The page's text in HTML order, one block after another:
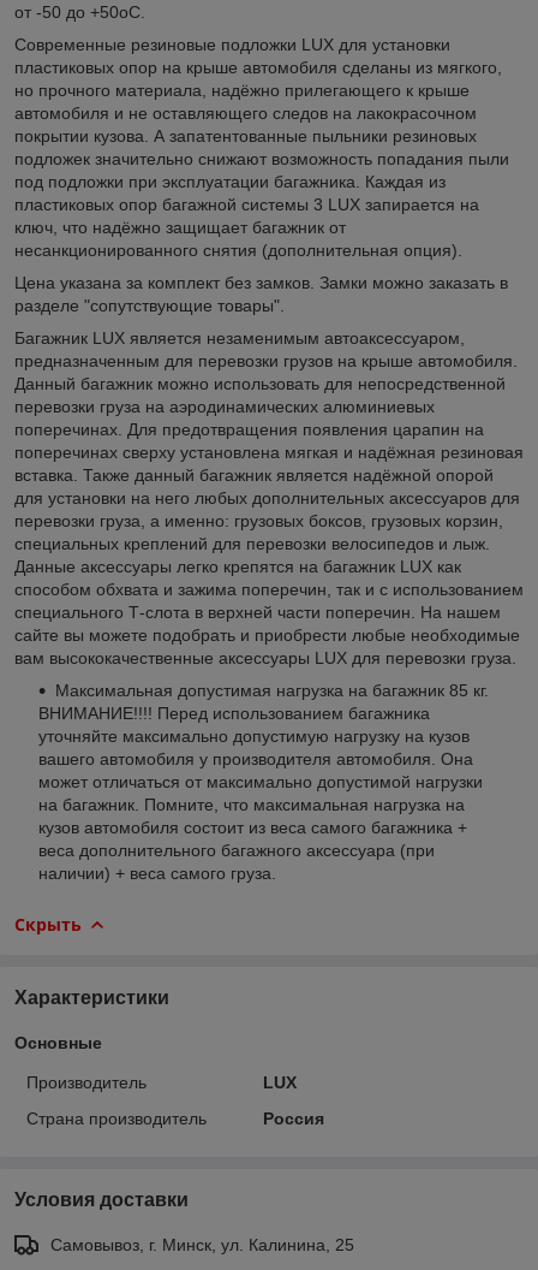
от -50 до +50оС.
Современные резиновые подложки LUX для установки
пластиковых опор на крыше автомобиля сделаны из мягкого,
но прочного материала, надёжно прилегающего к крыше
автомобиля и не оставляющего следов на лакокрасочном
покрытии кузова. А запатентованные пыльники резиновых
подложек значительно снижают возможность попадания пыли
под подложки при эксплуатации багажника. Каждая из
пластиковых опор багажной системы 3 LUX запирается на
ключ, что надёжно защищает багажник от
несанкционированного снятия (дополнительная опция).
Цена указана за комплект без замков. Замки можно заказать в
разделе "сопутствующие товары".
Багажник LUX является незаменимым автоаксессуаром,
предназначенным для перевозки грузов на крыше автомобиля.
Данный багажник можно использовать для непосредственной
перевозки груза на аэродинамических алюминиевых
поперечинах. Для предотвращения появления царапин на
поперечинах сверху установлена мягкая и надёжная резиновая
вставка. Также данный багажник является надёжной опорой
для установки на него любых дополнительных аксессуаров для
перевозки груза, а именно: грузовых боксов, грузовых корзин,
специальных креплений для перевозки велосипедов и лыж.
Данные аксессуары легко крепятся на багажник LUX как
способом обхвата и зажима поперечин, так и с использованием
специального Т-слота в верхней части поперечин. На нашем
сайте вы можете подобрать и приобрести любые необходимые
вам высококачественные аксессуары LUX для перевозки груза.
Максимальная допустимая нагрузка на багажник 85 кг.
ВНИМАНИЕ!!!! Перед использованием багажника
уточняйте максимально допустимую нагрузку на кузов
вашего автомобиля у производителя автомобиля. Она
может отличаться от максимально допустимой нагрузки
на багажник. Помните, что максимальная нагрузка на
кузов автомобиля состоит из веса самого багажника +
веса дополнительного багажного аксессуара (при
наличии) + веса самого груза.
Скрыть
Характеристики
Основные
Производитель
LUX
Страна производитель
Россия
Условия доставки
Самовывоз, г. Минск, ул. Калинина, 25